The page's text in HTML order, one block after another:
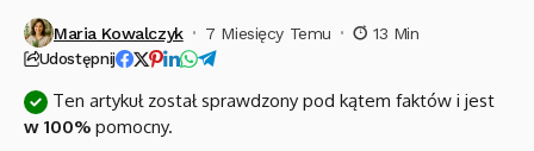
Maria Kowalczyk 7 Miesięcy Temu 13 Min
Udostępnij
Ten artykuł został sprawdzony pod kątem faktów i jest
w 100% pomocny.